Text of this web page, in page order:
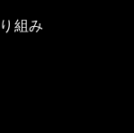
組み